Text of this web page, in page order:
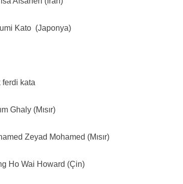
Kato (Japonya)
ferdi kata
Ghaly (Mısır)
Zeyad Mohamed (Mısır)
Ho Wai Howard (Çin)